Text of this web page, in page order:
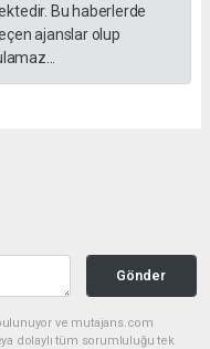
Bu haberlerde
ajanslar olup
Gönder
ve mutajans.com
dolaylı tüm sorumluluğu tek